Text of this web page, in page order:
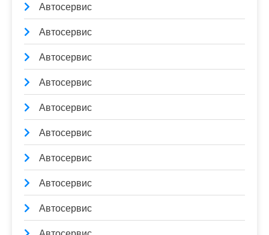
Автосервис
Автосервис
Автосервис
Автосервис
Автосервис
Автосервис
Автосервис
Автосервис
Автосервис